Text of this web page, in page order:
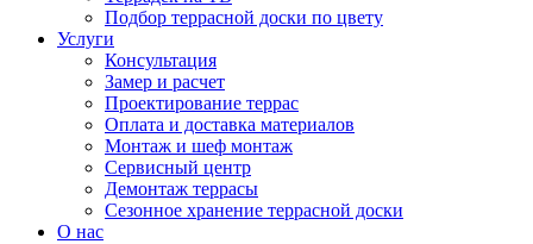
Подбор террасной доски по цвету
Услуги
Консультация
Замер и расчет
Проектирование террас
Оплата и доставка материалов
Монтаж и шеф монтаж
Сервисный центр
Демонтаж террасы
Сезонное хранение террасной доски
О нас